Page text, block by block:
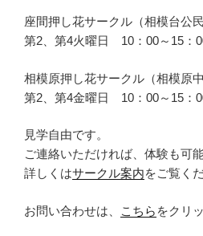
座間押し花サークル（相模台公民
第2、第4火曜日 10：00～15：
相模原押し花サークル（相模原中
第2、第4金曜日 10：00～15：
見学自由です。
ご連絡いただければ、体験も可能
詳しくはサークル案内をご覧く
お問い合わせは、 こちら をクリ